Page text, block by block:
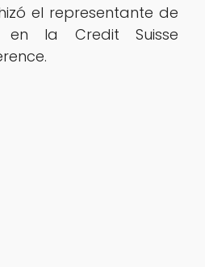
el representante de
en la Credit Suisse